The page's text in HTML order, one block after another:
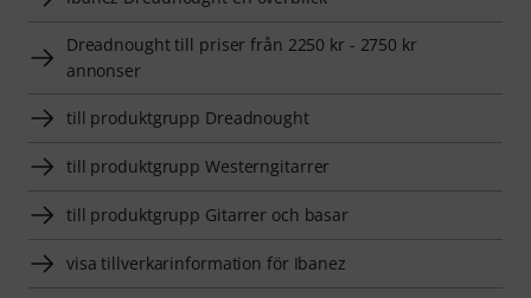
Dreadnought­­ till priser från 2250 kr - 2750 kr
annonser
till produktgrupp Dreadnought­­
till produktgrupp Westerngitarrer
till produktgrupp Gitarrer och basar
visa tillverkarinformation för Ibanez